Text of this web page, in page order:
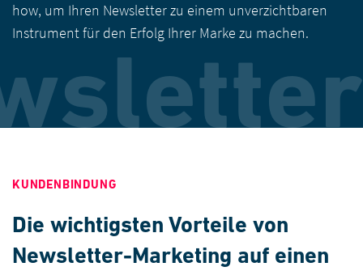
how, um Ihren Newsletter zu einem unverzichtbaren
Instrument für den Erfolg Ihrer Marke zu machen.
KUNDENBINDUNG
Die wichtigsten Vorteile von
Newsletter-Marketing auf einen